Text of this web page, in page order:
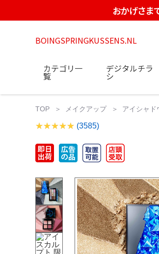
おかげさま
BOINGSPRINGKUSSENS.NL
カテゴリ一
覧
デジタルチラ
シ
TOP メイクアップ アイシャド
(3585)